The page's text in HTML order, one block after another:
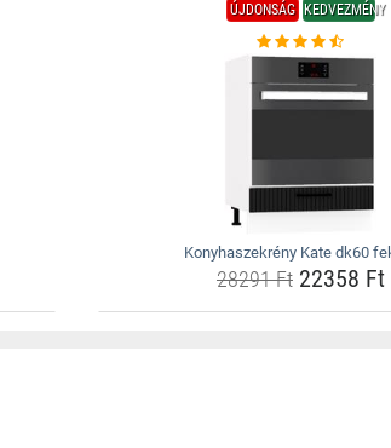
ÚJDONSÁG KEDVEZMÉNY
Konyhaszekrény Kate dk60
28291 Ft22358 Ft